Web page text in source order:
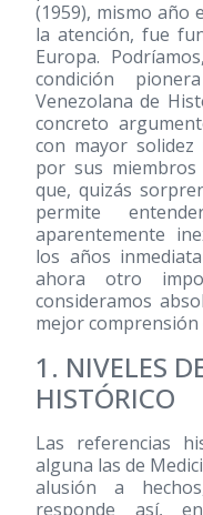
(1959), mismo año
la atención, fue
Europa.
condición
Venezolana de
concreto
con mayor
por sus
que, quizás
permite
aparentemente
los años
ahora otro
consideramos
mejor
1. NIVELES
HISTÓRICO
Las referencias
alguna las de
alusión a
responde así,